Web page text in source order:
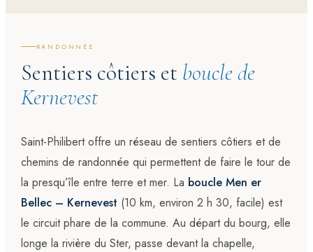
RANDONNÉE
Sentiers côtiers et boucle de
Kernevest
Saint-Philibert offre un réseau de sentiers côtiers et de
chemins de randonnée qui permettent de faire le tour de
la presqu’île entre terre et mer. La boucle Men er
Bellec – Kernevest (10 km, environ 2 h 30, facile) est
le circuit phare de la commune. Au départ du bourg, elle
longe la rivière du Ster, passe devant la chapelle,